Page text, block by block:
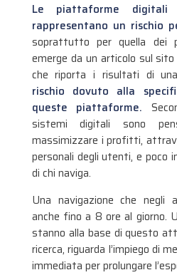
Le piattaforme
rappresentano un rischio
soprattutto per quella dei
emerge da un articolo sul sito
che riporta i risultati di una
rischio dovuto alla
queste piattaforme.
sistemi digitali sono
massimizzare i profitti,
personali degli utenti, e poco
di chi naviga.
Una navigazione che negli
anche fino a 8 ore al giorno.
stanno alla base di questo
ricerca, riguarda l’impiego di
immediata per prolungare